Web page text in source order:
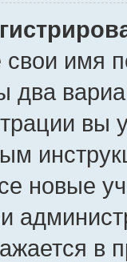
имя
два
вы
новые
в